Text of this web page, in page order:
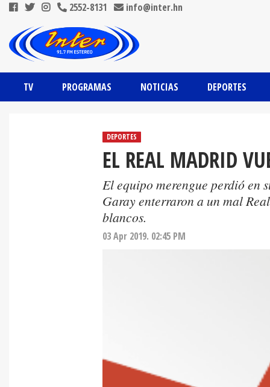
2552-8131 info@inter.hn
TV PROGRAMAS NOTICIAS DEPORTES
DEPORTES
EL REAL MADRID
El equipo merengue perdió en
Garay enterraron a un mal
blancos.
03 Apr 2019. 02:45 PM